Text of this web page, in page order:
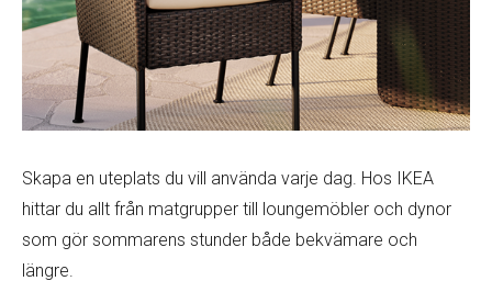
Skapa en uteplats du vill använda varje dag. Hos IKEA
hittar du allt från matgrupper till loungemöbler och dynor
som gör sommarens stunder både bekvämare och
längre.